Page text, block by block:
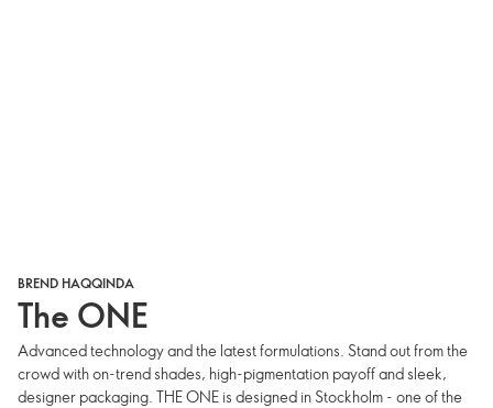
BREND HAQQINDA
The ONE
Advanced technology and the latest formulations. Stand out from the
crowd with on-trend shades, high-pigmentation payoff and sleek,
designer packaging. THE ONE is designed in Stockholm - one of the